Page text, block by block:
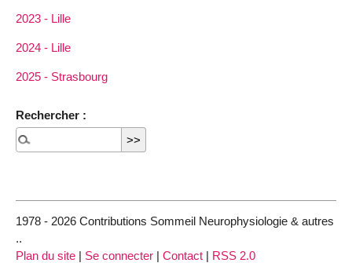
2023 - Lille
2024 - Lille
2025 - Strasbourg
Rechercher :
1978 - 2026 Contributions Sommeil Neurophysiologie & autres
..
Plan du site | Se connecter | Contact | RSS 2.0